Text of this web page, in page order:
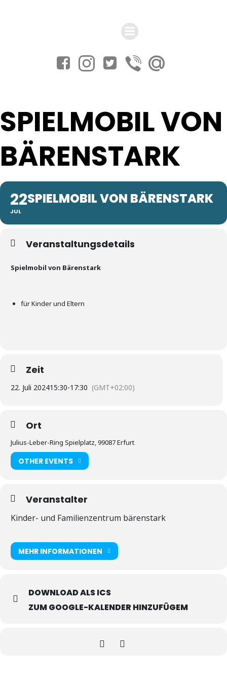
springen
SPIELMOBIL VON
BÄRENSTARK
22
JUL
SPIELMOBIL VON BÄRENSTARK
Veranstaltungsdetails
Spielmobil von Bärenstark
für Kinder und Eltern
Zeit
22. Juli 202415:30-17:30 (GMT+02:00)
Ort
Julius-Leber-Ring Spielplatz, 99087 Erfurt
OTHER EVENTS
Veranstalter
Kinder- und Familienzentrum bärenstark
MEHR INFORMATIONEN
DOWNLOAD ALS ICS
ZUM GOOGLE-KALENDER HINZUFÜGEM